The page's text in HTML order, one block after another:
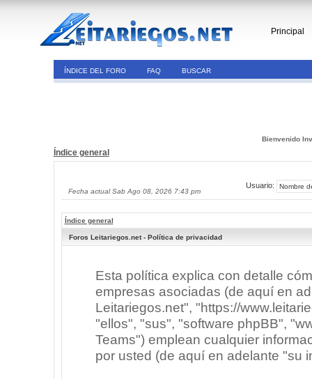
Principal
ÍNDICE DEL FORO FAQ BUSCAR
Bienvenido
Índice general
Fecha actual Sab Ago 08, 2026 7:43 pm
Usuario:
Índice general
Foros Leitariegos.net - Política de privacidad
Esta política explica con detalle
empresas asociadas (de aquí en
Leitariegos.net", "https://
"ellos", "sus", "software phpBB",
Teams") emplean cualquier
por usted (de aquí en adelante "su